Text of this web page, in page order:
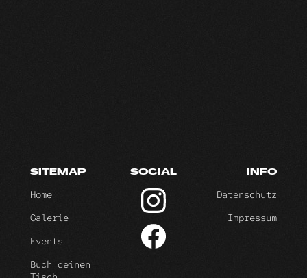
SITEMAP
Home
Galerie
Events
Buch deinen
SOCIAL INFO
Datenschutz
Impressum